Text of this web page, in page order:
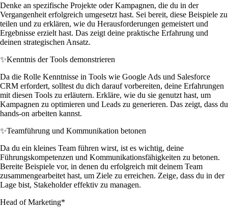
Denke an spezifische Projekte oder Kampagnen, die du in der
Vergangenheit erfolgreich umgesetzt hast. Sei bereit, diese Beispiele zu
teilen und zu erklären, wie du Herausforderungen gemeistert und
Ergebnisse erzielt hast. Das zeigt deine praktische Erfahrung und
deinen strategischen Ansatz.
✨Kenntnis der Tools demonstrieren
Da die Rolle Kenntnisse in Tools wie Google Ads und Salesforce
CRM erfordert, solltest du dich darauf vorbereiten, deine Erfahrungen
mit diesen Tools zu erläutern. Erkläre, wie du sie genutzt hast, um
Kampagnen zu optimieren und Leads zu generieren. Das zeigt, dass du
hands-on arbeiten kannst.
✨Teamführung und Kommunikation betonen
Da du ein kleines Team führen wirst, ist es wichtig, deine
Führungskompetenzen und Kommunikationsfähigkeiten zu betonen.
Bereite Beispiele vor, in denen du erfolgreich mit deinem Team
zusammengearbeitet hast, um Ziele zu erreichen. Zeige, dass du in der
Lage bist, Stakeholder effektiv zu managen.
Head of Marketing*